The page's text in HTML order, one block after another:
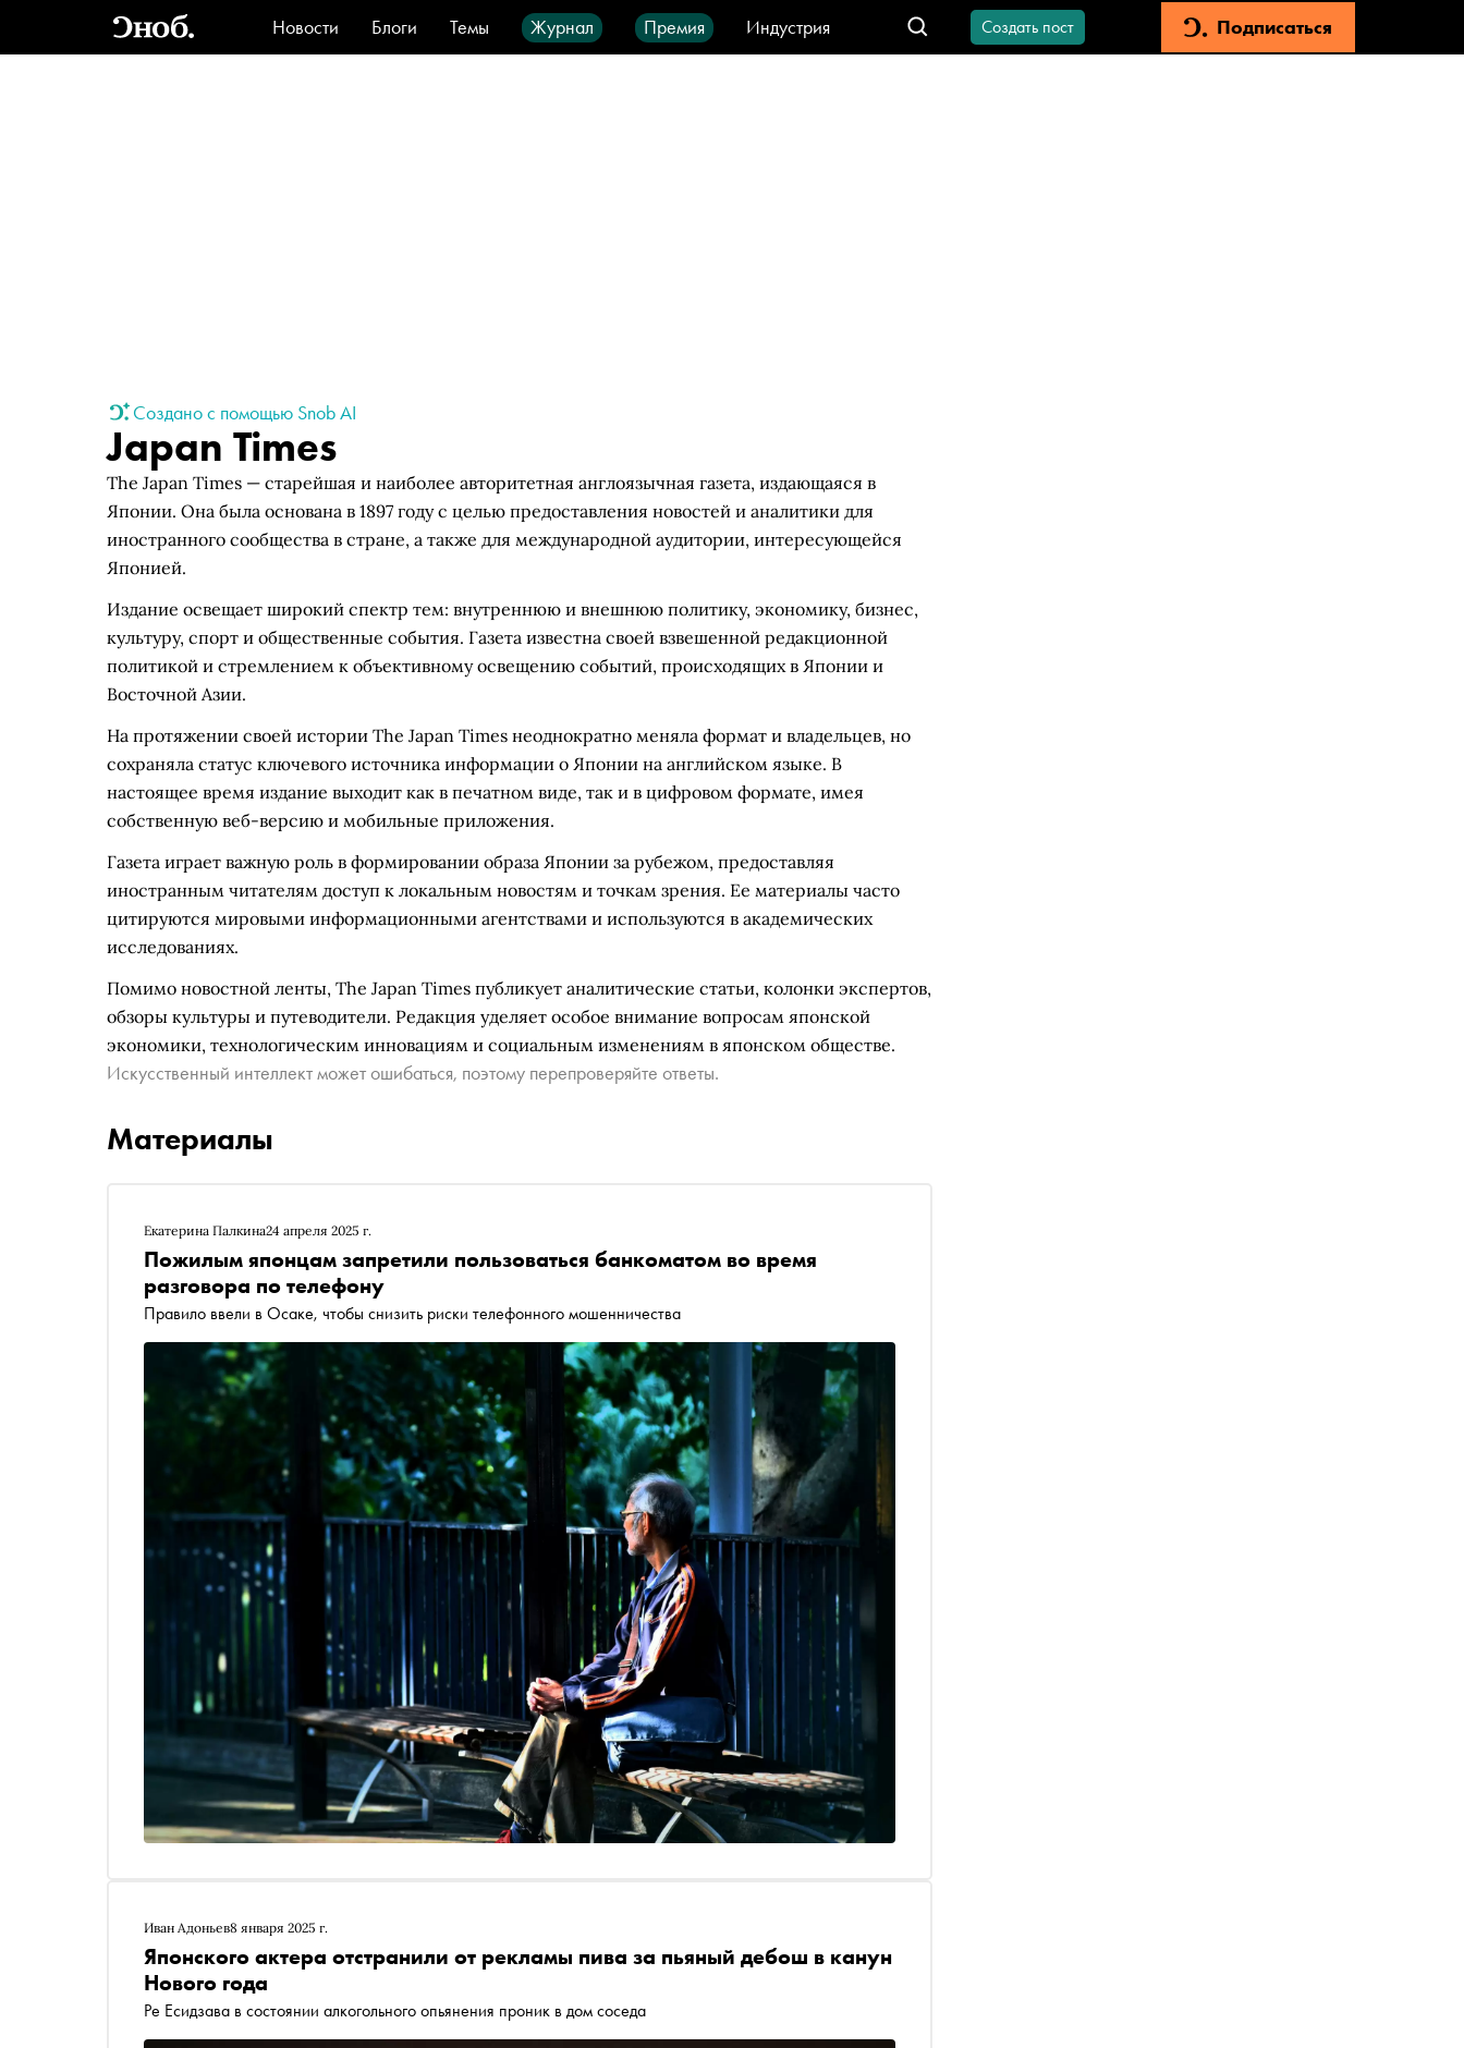
Новости Блоги Темы Журнал Премия
Индустрия
Стиль
Видео Город IT-продукты
Создать пост Подписаться
Создано с помощью Snob AI
Japan Times
The Japan Times — старейшая и наиболее авторитетная англоязычная газета, издающаяся в
Японии. Она была основана в 1897 году с целью предоставления новостей и аналитики для
иностранного сообщества в стране, а также для международной аудитории, интересующейся
Японией.
Издание освещает широкий спектр тем: внутреннюю и внешнюю политику, экономику, бизнес,
культуру, спорт и общественные события. Газета известна своей взвешенной редакционной
политикой и стремлением к объективному освещению событий, происходящих в Японии и
Восточной Азии.
На протяжении своей истории The Japan Times неоднократно меняла формат и владельцев, но
сохраняла статус ключевого источника информации о Японии на английском языке. В
настоящее время издание выходит как в печатном виде, так и в цифровом формате, имея
собственную веб-версию и мобильные приложения.
Газета играет важную роль в формировании образа Японии за рубежом, предоставляя
иностранным читателям доступ к локальным новостям и точкам зрения. Ее материалы часто
цитируются мировыми информационными агентствами и используются в академических
исследованиях.
Помимо новостной ленты, The Japan Times публикует аналитические статьи, колонки экспертов,
обзоры культуры и путеводители. Редакция уделяет особое внимание вопросам японской
экономики, технологическим инновациям и социальным изменениям в японском обществе.
Искусственный интеллект может ошибаться, поэтому перепроверяйте ответы.
Материалы
Екатерина Палкина24 апреля 2025 г.
Пожилым японцам запретили пользоваться банкоматом во время
разговора по телефону
Правило ввели в Осаке, чтобы снизить риски телефонного мошенничества
Иван Адоньев8 января 2025 г.
Японского актера отстранили от рекламы пива за пьяный дебош в канун
Нового года
Ре Есидзава в состоянии алкогольного опьянения проник в дом соседа